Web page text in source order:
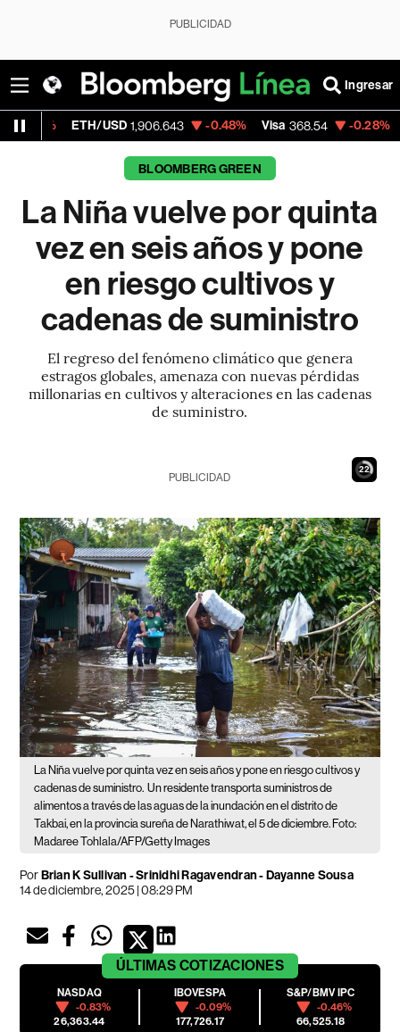
PUBLICIDAD
Ingresar
1,906.643 -0.48% Visa 368.54 -0.28%
BLOOMBERG GREEN
La Niña vuelve por quinta
vez en seis años y pone
en riesgo cultivos y
cadenas de suministro
El regreso del fenómeno climático que genera
estragos globales, amenaza con nuevas pérdidas
millonarias en cultivos y alteraciones en las cadenas
de suministro.
21
PUBLICIDAD
La Niña vuelve por quinta vez en seis años y pone en riesgo cultivos y
cadenas de suministro. Un residente transporta suministros de
alimentos a través de las aguas de la inundación en el distrito de
Takbai, en la provincia sureña de Narathiwat, el 5 de diciembre. Foto:
Madaree Tohlala/AFP/Getty Images
PorBrian K Sullivan - Srinidhi Ragavendran - Dayanne Sousa
14 de diciembre, 2025 | 08:29 PM
ÚLTIMAS COTIZACIONES
NASDAQ
-0.83%
26,363.44
IBOVESPA
-0.09%
177,726.17
S&P/BMV IPC
-0.46%
66,525.18